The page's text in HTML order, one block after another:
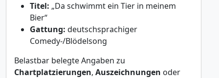
Titel: „Da schwimmt ein Tier in meinem
Bier“
Gattung: deutschsprachiger
Comedy-/Blödelsong
Belastbar belegte Angaben zu
Chartplatzierungen, Auszeichnungen oder